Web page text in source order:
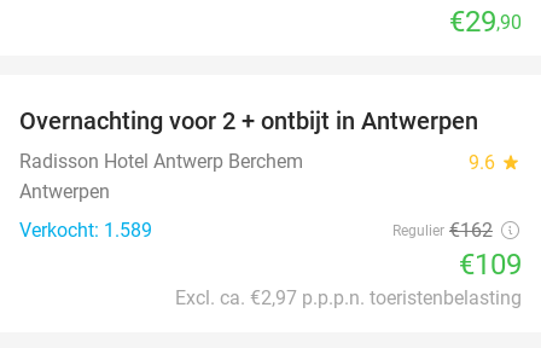
€29,90
33%
Overnachting voor 2 + ontbijt in Antwerpen
Radisson Hotel Antwerp Berchem 9.6 star
Antwerpen
Verkocht: 1.589
Regulier €162
€109
Excl. ca. €2,97 p.p.p.n. toeristenbelasting